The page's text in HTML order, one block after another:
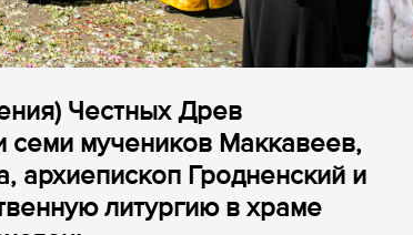
Честных Древ
семи мучеников Маккавеев,
архиепископ Гродненский и
литургию в храме